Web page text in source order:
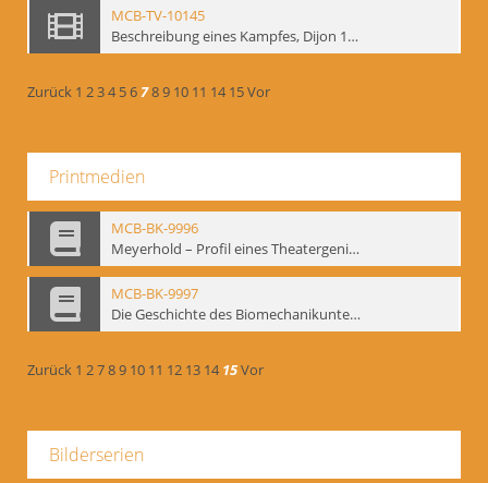
MCB-TV-10145
Beschreibung eines Kampfes, Dijon 1998. nach Kafka - Interne Signatur: BM-vid-81
Zurück 1 234 56789 10 11 14 15Vor
Printmedien
MCB-BK-9996
Meyerhold – Profil eines Theatergenies. Vortrag. Arbeitsdemonstration - interne Signatur: BM-prt-203
MCB-BK-9997
Die Geschichte des Biomechanikunterrichts im Theater der Satire - interne Signatur: BM-prt-204
Zurück 1 2789 10 11 12 13 14 15Vor
Bilderserien